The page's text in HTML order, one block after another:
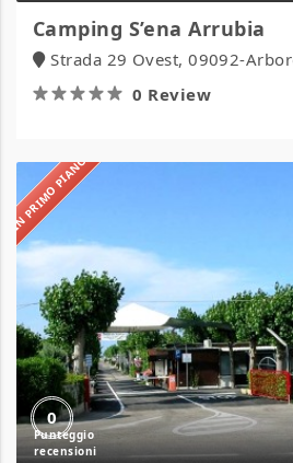
Camping S’ena Arrubia
Strada 29 Ovest, 09092-
0 Review
IN PRIMO PIANO
0